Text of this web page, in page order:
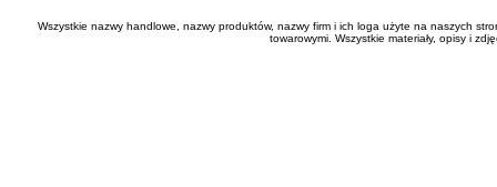
Wszystkie nazwy handlowe, nazwy produktów, nazwy firm i ich loga użyte na naszych
towarowymi. Wszystkie materiały, opisy i